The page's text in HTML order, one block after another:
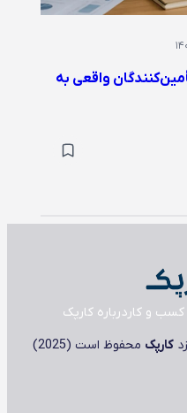
واقعی به
و کاردرباره کارپک
کارپک محفوظ است (2025)